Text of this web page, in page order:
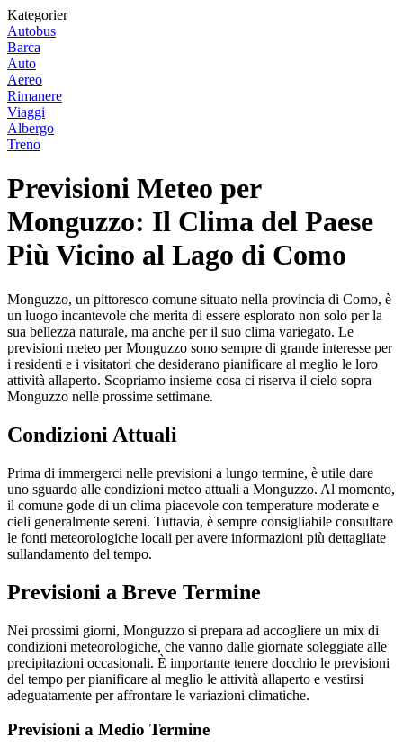
Kategorier
Autobus
Barca
Auto
Aereo
Rimanere
Viaggi
Albergo
Treno
Previsioni Meteo per
Monguzzo: Il Clima del Paese
Più Vicino al Lago di Como
Monguzzo, un pittoresco comune situato nella provincia di Como, è
un luogo incantevole che merita di essere esplorato non solo per la
sua bellezza naturale, ma anche per il suo clima variegato. Le
previsioni meteo per Monguzzo sono sempre di grande interesse per
i residenti e i visitatori che desiderano pianificare al meglio le loro
attività allaperto. Scopriamo insieme cosa ci riserva il cielo sopra
Monguzzo nelle prossime settimane.
Condizioni Attuali
Prima di immergerci nelle previsioni a lungo termine, è utile dare
uno sguardo alle condizioni meteo attuali a Monguzzo. Al momento,
il comune gode di un clima piacevole con temperature moderate e
cieli generalmente sereni. Tuttavia, è sempre consigliabile consultare
le fonti meteorologiche locali per avere informazioni più dettagliate
sullandamento del tempo.
Previsioni a Breve Termine
Nei prossimi giorni, Monguzzo si prepara ad accogliere un mix di
condizioni meteorologiche, che vanno dalle giornate soleggiate alle
precipitazioni occasionali. È importante tenere docchio le previsioni
del tempo per pianificare al meglio le attività allaperto e vestirsi
adeguatamente per affrontare le variazioni climatiche.
Previsioni a Medio Termine